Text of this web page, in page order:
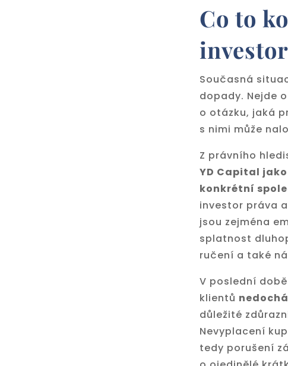
Co to
Současná
dopady. Nejde
o otázku, jaká
s nimi může
Z právního
YD Capital
konkrétní
investor práva
jsou zejména
splatnost
ručení a také
V poslední
klientů
důležité
Nevyplacení
tedy porušení